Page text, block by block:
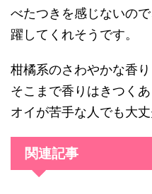
べたつきを感じないの
躍してくれそうです。
柑橘系のさわやかな香
そこまで香りはきつく
オイが苦手な人でも大丈
関連記事